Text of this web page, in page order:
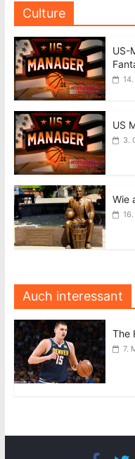
Culture
US-
US
3.
Wie
Auch interessant
The
7.